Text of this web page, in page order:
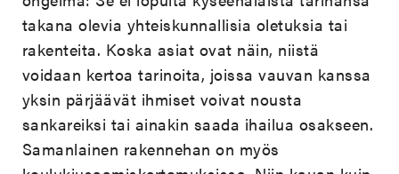
takana olevia yhteiskunnallisia oletuksia tai
rakenteita. Koska asiat ovat näin, niistä
voidaan kertoa tarinoita, joissa vauvan kanssa
yksin pärjäävät ihmiset voivat nousta
sankareiksi tai ainakin saada ihailua osakseen.
Samanlainen rakennehan on myös